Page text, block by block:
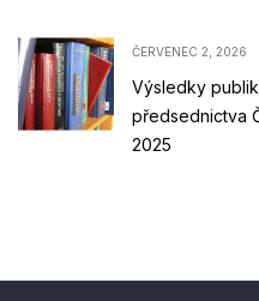
ČERVENEC 2, 2026
Výsledky
předsednictva
2025